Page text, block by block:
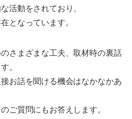
活動をされており、
となっています。
さまざまな工夫、取材時の裏話
。
お話を聞ける機会はなかなかあ
ご質問にもお答えします。